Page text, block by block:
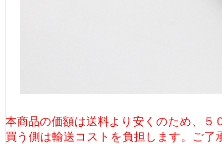
本商品の価額は送料より安くのため、５
買う側は輸送コストを負担します。ご了